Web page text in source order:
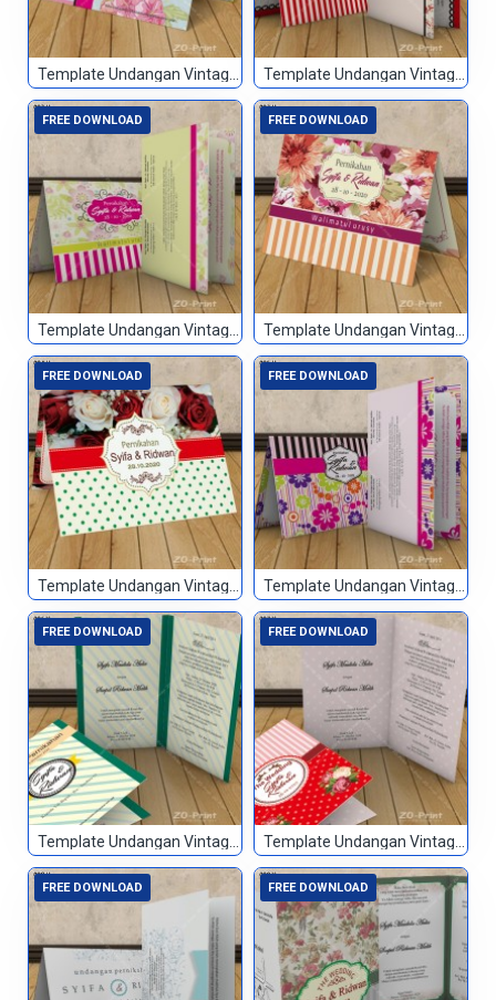
Template Undangan Vintage 090 Template Undangan Vintage 091
FREE DOWNLOAD
Template Undangan Vintage 092
FREE DOWNLOAD
Template Undangan Vintage 093
FREE DOWNLOAD
Template Undangan Vintage 094
FREE DOWNLOAD
Template Undangan Vintage 095
FREE DOWNLOAD
Template Undangan Vintage 096
FREE DOWNLOAD
Template Undangan Vintage 097
FREE DOWNLOAD FREE DOWNLOAD